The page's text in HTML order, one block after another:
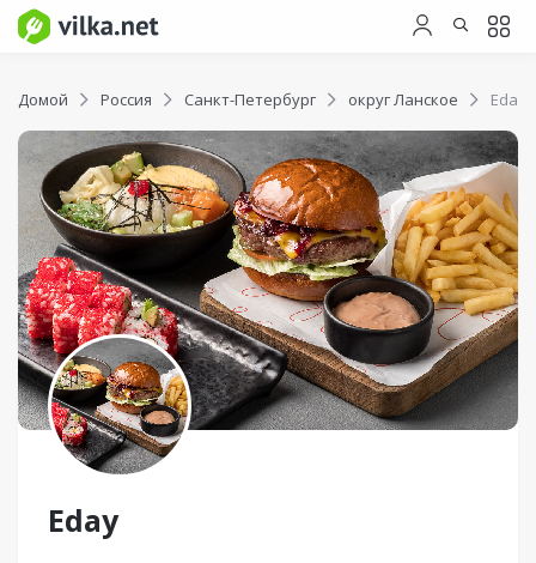
Домой Россия Санкт-Петербург округ Ланское Eday
Eday